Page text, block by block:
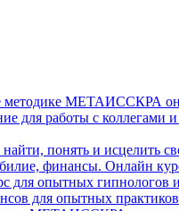
методике МЕТАИССКРА
для работы с коллегами
понять и исцелить
финансы. Онлайн
для опытных гипнологов
для опытных практиков